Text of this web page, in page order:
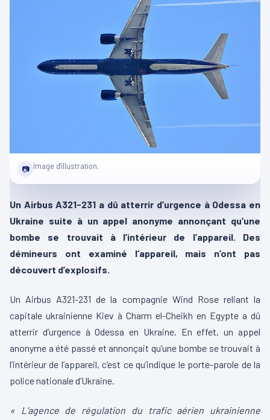
📷 Image d'illustration.
Un Airbus A321-231 a dû atterrir d’urgence à Odessa en
Ukraine suite à un appel anonyme annonçant qu’une
bombe se trouvait à l’intérieur de l’appareil. Des
démineurs ont examiné l’appareil, mais n’ont pas
découvert d’explosifs.
Un Airbus A321-231 de la compagnie Wind Rose reliant la
capitale ukrainienne Kiev à Charm el-Cheikh en Egypte a dû
atterrir d’urgence à Odessa en Ukraine. En effet, un appel
anonyme a été passé et annonçait qu’une bombe se trouvait à
l’intérieur de l’appareil, c’est ce qu’indique le porte-parole de la
police nationale d’Ukraine.
« L’agence de régulation du trafic aérien ukrainienne